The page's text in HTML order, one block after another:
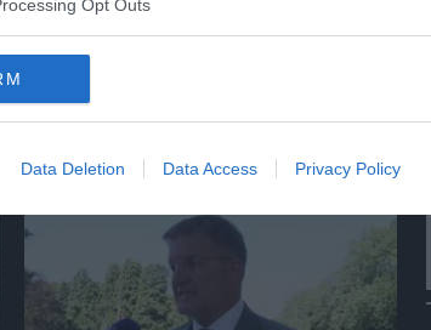
Opt Outs
Data Deletion Data Access Privacy Policy
MONDO
aeroporti per chi arriva